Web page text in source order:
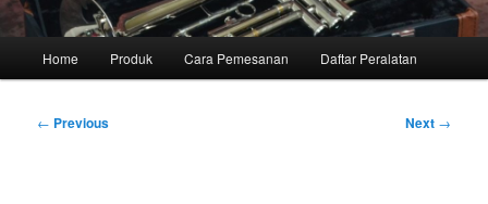
Home Produk Cara Pemesanan Daftar Peralatan
Post
← Previous Next →